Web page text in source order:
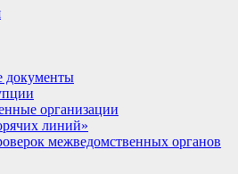
документы
организации
линий»
межведомственных органов